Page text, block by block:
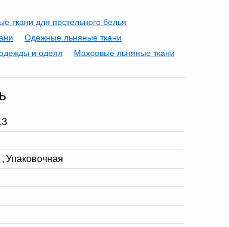
ткани для постельного белья
Одежные льняные ткани
и одеял Махровые льняные ткани
, Упаковочная